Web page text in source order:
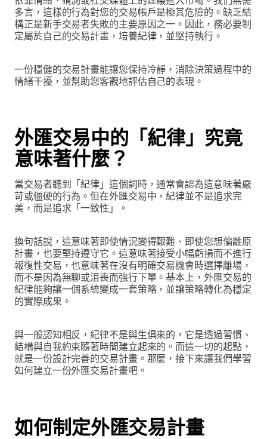
多言，這樣的行為對您的交易帳戶是極其危險的。缺乏結
構正是新手交易者失敗的主要原因之一。因此，務必要制
定屬於自己的交易計畫，培養紀律，並堅持執行。
一份穩健的交易計畫能讓您保持冷靜，消除決策過程中的
情緒干擾，並幫助您客觀地評估自己的表現。
外匯交易中的「紀律」究竟
意味著什麼？
當交易者聽到「紀律」這個詞時，通常會認為這意味著嚴
苛或僵硬的行為。但在外匯交易中，紀律並不是追求完
美，而是追求「一致性」。
換句話說，這意味著即使情況變得艱難、即使您想偏離原
計畫，也要堅持遵守它。這意味著接受小幅虧損而不進行
報復性交易，也意味著在沒有明確交易機會時選擇離場，
而不是因為無聊或沮喪而強行下單。基本上，外匯交易的
紀律能夠讓一個系統變成一套策略，並讓策略轉化為穩定
的實際成果。
與一般認知相反，紀律不是與生俱來的，它是透過習慣、
結構與自我約束隨著時間建立起來的。而這一切的起點，
就是一份設計完善的交易計畫。那麼，接下來讓我們學習
如何建立一份外匯交易計畫吧。
如何制定外匯交易計畫